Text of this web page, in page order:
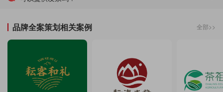
品牌全案策划相关案例 全部>>